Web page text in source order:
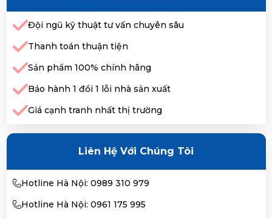
Đội ngũ kỹ thuật tư vấn chuyên sâu
Thanh toán thuận tiện
Sản phẩm 100% chính hãng
Bảo hành 1 đổi 1 lỗi nhà sản xuất
Giá cạnh tranh nhất thị trường
Liên Hệ Với Chúng Tôi
Hotline Hà Nội: 0989 310 979
Hotline Hà Nội: 0961 175 995